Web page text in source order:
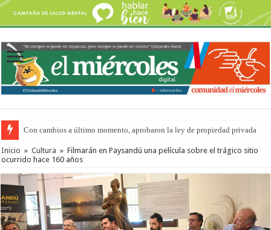
Con cambios a último momento, aprobaron la ley de propiedad privada
Del viernes 7 al domingo 9 de agosto: la agenda ¿A dónde ir? para este
Inicio » Cultura » Filmarán en Paysandú una película sobre el trágico sitio
ocurrido hace 160 años